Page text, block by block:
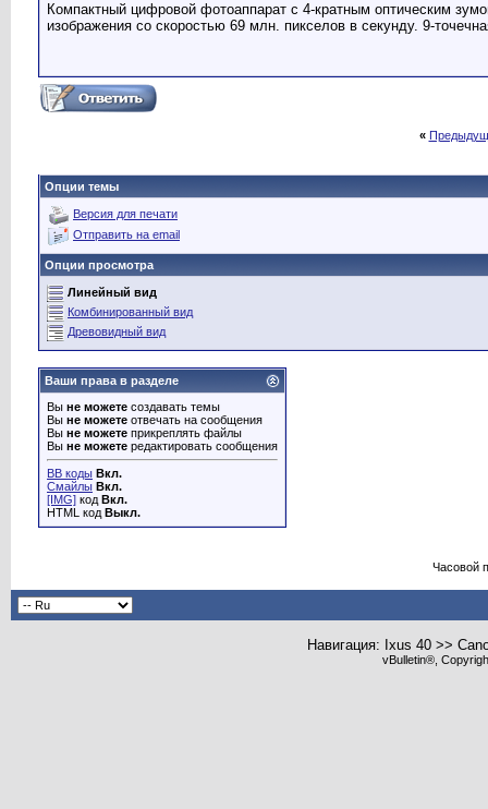
Компактный цифровой фотоаппарат с 4-кратным оптическим
изображения со скоростью 69 млн. пикселов в секунду. 9-
«
Опции темы
Версия для печати
Отправить на email
Опции просмотра
Линейный вид
Комбинированный вид
Древовидный вид
Ваши права в разделе
Вы не можете создавать темы
Вы не можете отвечать на сообщения
Вы не можете прикреплять файлы
Вы не можете редактировать сообщения
BB коды Вкл.
Смайлы Вкл.
[IMG] код Вкл.
HTML код Выкл.
Часовой
Навигация: Ixus 40 >>
vBulletin®,